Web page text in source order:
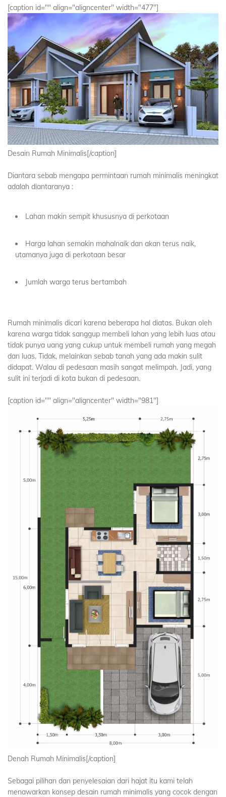
[caption id="" align="aligncenter" width="477"]
Desain Rumah Minimalis[/caption]
Diantara sebab mengapa permintaan rumah minimalis meningkat
adalah diantaranya :
Lahan makin sempit khususnya di perkotaan
Harga lahan semakin mahalnaik dan akan terus naik,
utamanya juga di perkotaan besar
Jumlah warga terus bertambah
Rumah minimalis dicari karena beberapa hal diatas. Bukan oleh
karena warga tidak sanggup membeli lahan yang lebih luas atau
tidak punya uang yang cukup untuk membeli rumah yang megah
dan luas. Tidak, melainkan sebab tanah yang ada makin sulit
didapat. Walau di pedesaan masih sangat melimpah. Jadi, yang
sulit ini terjadi di kota bukan di pedesaan.
[caption id="" align="aligncenter" width="981"]
Denah Rumah Minimalis[/caption]
Sebagai pilihan dan penyelesaian dari hajat itu kami telah
menawarkan konsep desain rumah minimalis yang cocok dengan